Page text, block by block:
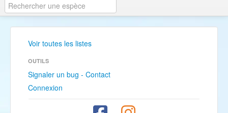
Voir toutes les listes
OUTILS
Signaler un bug - Contact
Connexion